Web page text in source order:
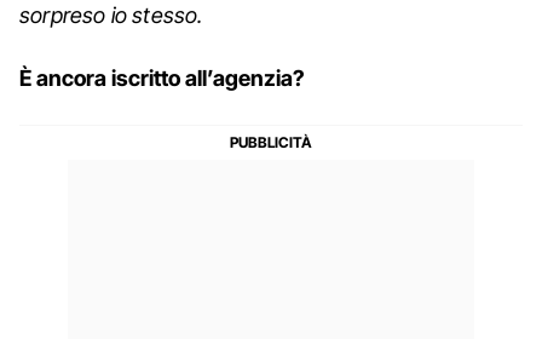
sorpreso io stesso.
È ancora iscritto all’agenzia?